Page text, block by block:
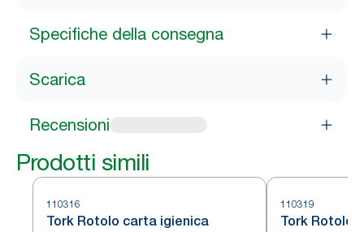
Specifiche della consegna
Scarica
Recensioni
Prodotti simili
110316
Tork Rotolo carta igienica
110319
Tork Rotolo